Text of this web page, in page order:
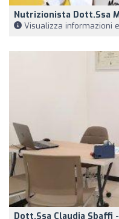
Nutrizionista Dott.ssa
Visualizza informazioni
Dott.ssa Claudia Sbaffi